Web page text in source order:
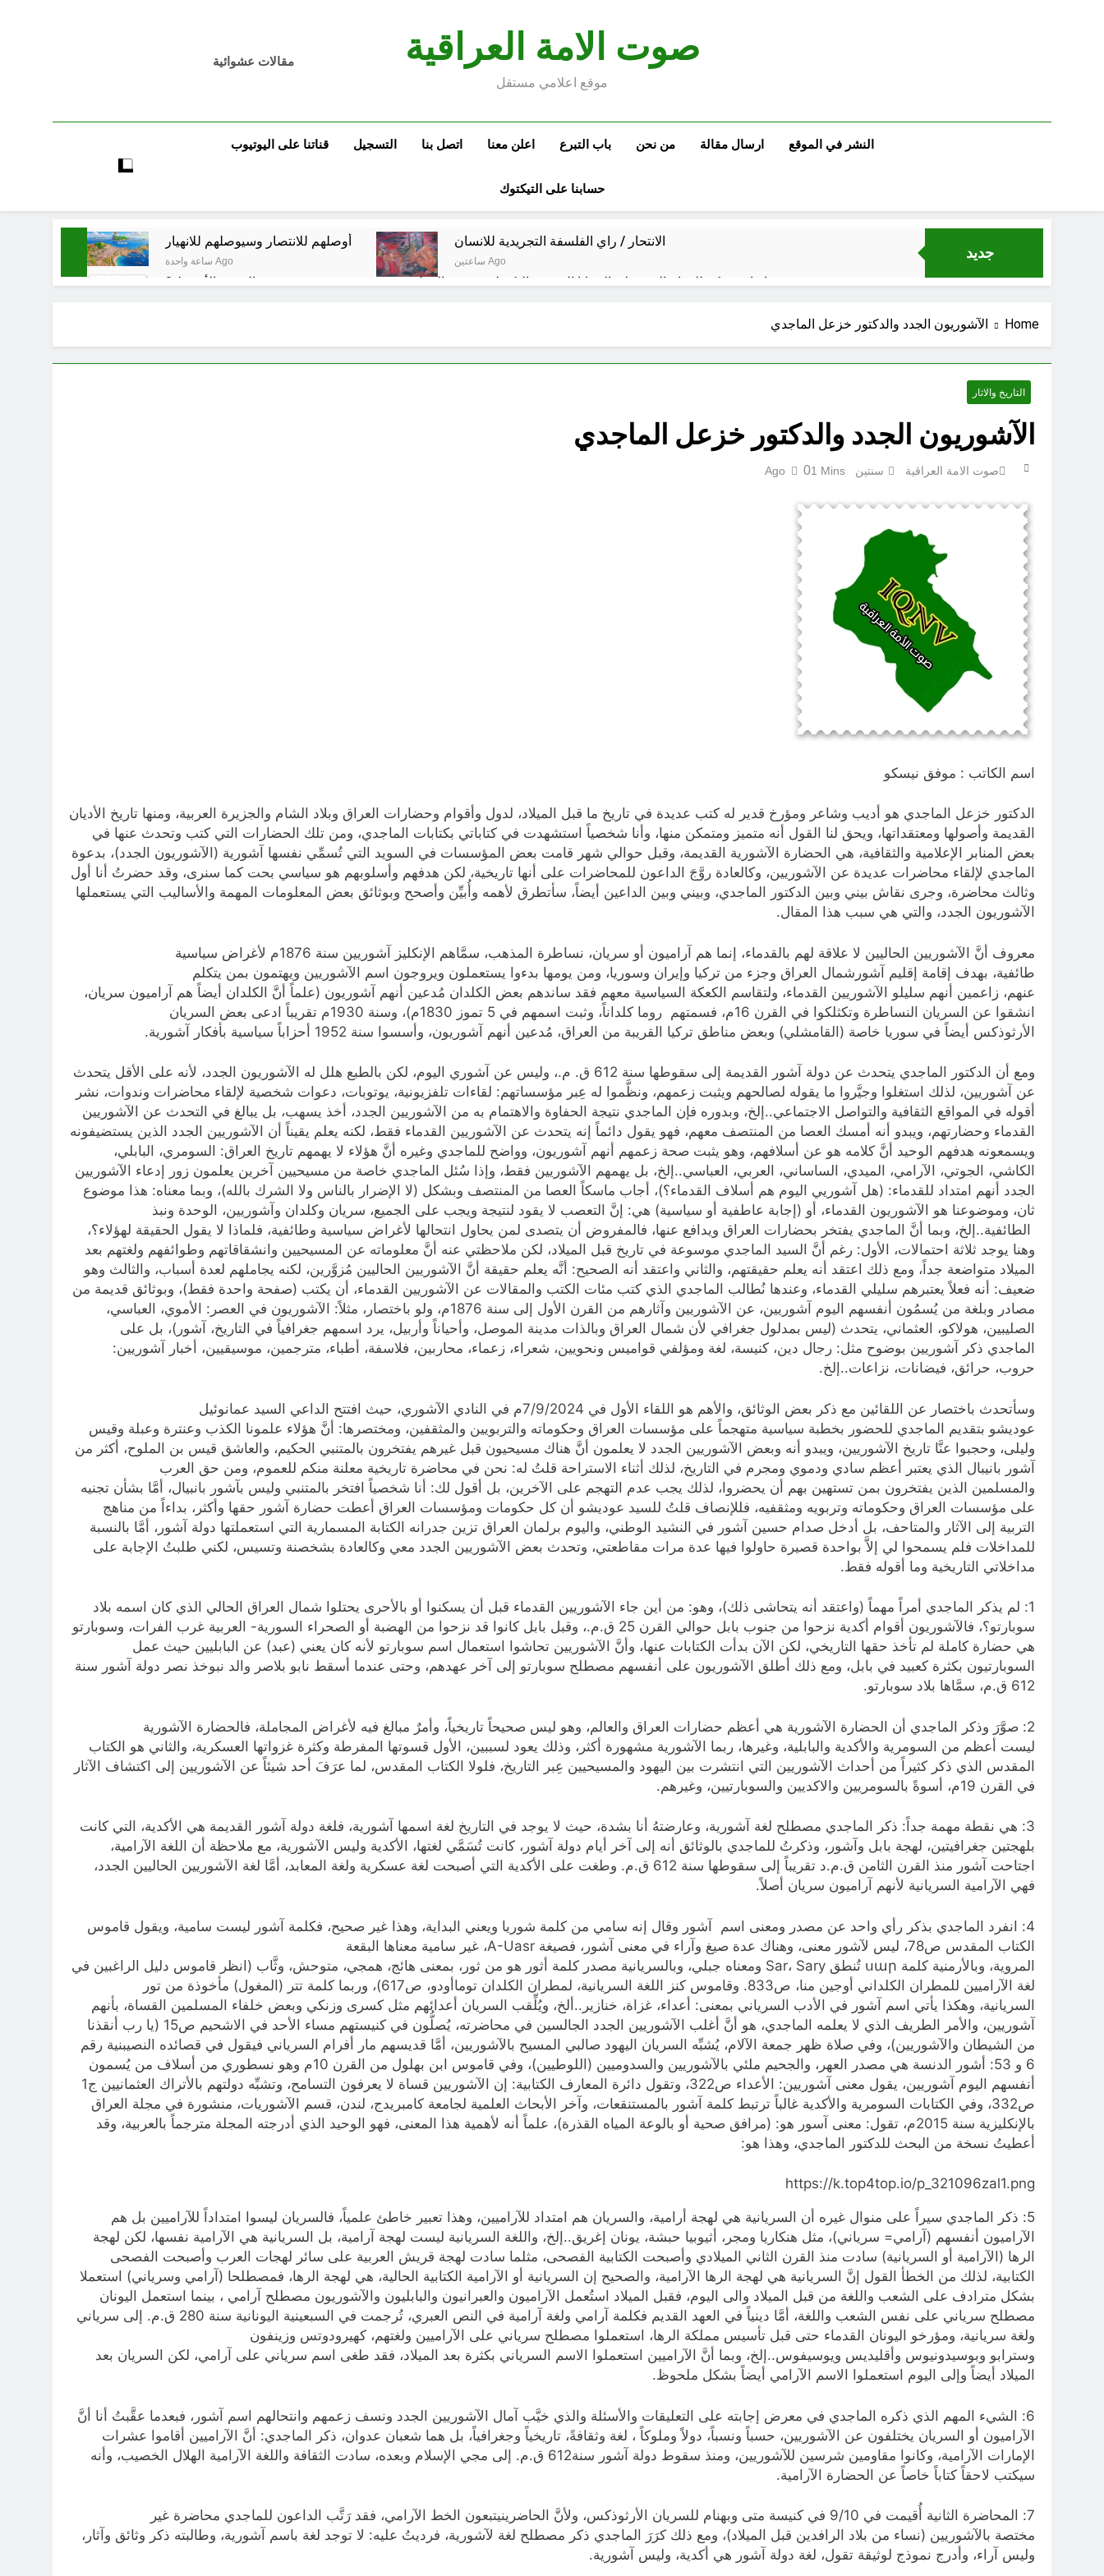
صوت الامة العراقية
موقع اعلامي مستقل
مقالات عشوائية
النشر في الموقع ارسال مقالة من نحن باب التبرع اعلن معنا اتصل بنا التسجيل قناتنا على اليوتيوب
حسابنا على التيكتوك
جديد
أوصلهم للانتصار وسيوصلهم للانهيار
ساعة واحدة Ago
الانتحار / راي الفلسفة التجريدية للانسان
ساعتين Ago
اتفاقية مكة للدفاع المشترك: الخفايا النووية والتكنولوجية غير المعلنة… نحو هندسة ردع جديدة في الشرق الأوسط ؟
الكاتبان باقر الزبيدي ورياض سعد يحذران من الجولاني (ح 5) (لو تغفلون عن أسلحتكم وأمتعتكم فيميلون عليكم ميلة واحدة)
صيف العراق وبغداد… المعتدل بين السخرية الرقمية (سوالف) والحقيقة العلمية
Home الآشوريون الجدد والدكتور خزعل الماجدي
التاريخ والاثار
الآشوريون الجدد والدكتور خزعل الماجدي
صوت الامة العراقية سنتين Ago 01 Mins
اسم الكاتب : موفق نيسكو
الدكتور خزعل الماجدي هو أديب وشاعر ومؤرخ قدير له كتب عديدة في تاريخ ما قبل الميلاد، لدول وأقوام وحضارات العراق وبلاد الشام والجزيرة العربية، ومنها تاريخ الأديان
القديمة وأصولها ومعتقداتها، ويحق لنا القول أنه متميز ومتمكن منها، وأنا شخصياً استشهدت في كتاباتي بكتابات الماجدي، ومن تلك الحضارات التي كتب وتحدث عنها في
بعض المنابر الإعلامية والثقافية، هي الحضارة الآشورية القديمة، وقبل حوالي شهر قامت بعض المؤسسات في السويد التي تُسمِّي نفسها آشورية (الآشوريون الجدد)، بدعوة
الماجدي لإلقاء محاضرات عديدة عن الآشوريين، وكالعادة روَّجَ الداعون للمحاضرات على أنها تاريخية، لكن هدفهم وأسلوبهم هو سياسي بحت كما سنرى، وقد حضرتُ أنا أول
وثالث محاضرة، وجرى نقاش بيني وبين الدكتور الماجدي، وبيني وبين الداعين أيضاً، سأتطرق لأهمه وأُبيِّن وأصحح وبوثائق بعض المعلومات المهمة والأساليب التي يستعملها
الآشوريون الجدد، والتي هي سبب هذا المقال.
معروف أنَّ الآشوريين الحاليين لا علاقة لهم بالقدماء، إنما هم آراميون أو سريان، نساطرة المذهب، سمَّاهم الإنكليز آشوريين سنة 1876م لأغراض سياسية
طائفية، بهدف إقامة إقليم آشورشمال العراق وجزء من تركيا وإيران وسوريا، ومن يومها بدءوا يستعملون ويروجون اسم الآشوريين ويهتمون بمن يتكلم
عنهم، زاعمين أنهم سليلو الآشوريين القدماء، ولتقاسم الكعكة السياسية معهم فقد ساندهم بعض الكلدان مُدعين أنهم آشوريون (علماً أنَّ الكلدان أيضاً هم آراميون سريان،
انشقوا عن السريان النساطرة وتكثلكوا في القرن 16م، فسمتهم روما كلداناً، وثبت اسمهم في 5 تموز 1830م)، وسنة 1930م تقريباً ادعى بعض السريان
الأرثوذكس أيضاً في سوريا خاصة (القامشلي) وبعض مناطق تركيا القريبة من العراق، مُدعين أنهم آشوريون، وأسسوا سنة 1952 أحزاباً سياسية بأفكار آشورية.
ومع أن الدكتور الماجدي يتحدث عن دولة آشور القديمة إلى سقوطها سنة 612 ق. م.، وليس عن آشوري اليوم، لكن بالطبع هلل له الآشوريون الجدد، لأنه على الأقل يتحدث
عن آشوريين، لذلك استغلوا وجيَّروا ما يقوله لصالحهم ويثبت زعمهم، ونظَّموا له عِبر مؤسساتهم: لقاءات تلفزيونية، يوتوبات، دعوات شخصية لإلقاء محاضرات وندوات، نشر
أقوله في المواقع الثقافية والتواصل الاجتماعي..إلخ، وبدوره فإن الماجدي نتيجة الحفاوة والاهتمام به من الآشوريين الجدد، أخذ يسهب، بل يبالغ في التحدث عن الآشوريين
القدماء وحضارتهم، ويبدو أنه أمسك العصا من المنتصف معهم، فهو يقول دائماً إنه يتحدث عن الآشوريين القدماء فقط، لكنه يعلم يقيناً أن الآشوريين الجدد الذين يستضيفونه
ويسمعونه هدفهم الوحيد أنَّ كلامه هو عن أسلافهم، وهو يثبت صحة زعمهم أنهم آشوريون، وواضح للماجدي وغيره أنَّ هؤلاء لا يهمهم تاريخ العراق: السومري، البابلي،
الكاشي، الجوتي، الآرامي، الميدي، الساساني، العربي، العباسي..إلخ، بل يهمهم الآشوريين فقط، وإذا سُئل الماجدي خاصة من مسيحيين آخرين يعلمون زور إدعاء الآشوريين
الجدد أنهم امتداد للقدماء: (هل آشوريي اليوم هم أسلاف القدماء؟)، أجاب ماسكاً العصا من المنتصف وبشكل (لا الإضرار بالناس ولا الشرك بالله)، وبما معناه: هذا موضوع
ثان، وموضوعنا هو الآشوريون القدماء، أو (إجابة عاطفية أو سياسية) هي: إنَّ التعصب لا يقود لنتيجة ويجب على الجميع، سريان وكلدان وآشوريين، الوحدة ونبذ
الطائفية..إلخ، وبما أنَّ الماجدي يفتخر بحضارات العراق ويدافع عنها، فالمفروض أن يتصدى لمن يحاول انتحالها لأغراض سياسية وطائفية، فلماذا لا يقول الحقيقة لهؤلاء؟،
وهنا يوجد ثلاثة احتمالات، الأول: رغم أنَّ السيد الماجدي موسوعة في تاريخ قبل الميلاد، لكن ملاحظتي عنه أنَّ معلوماته عن المسيحيين وانشقاقاتهم وطوائفهم ولغتهم بعد
الميلاد متواضعة جداً، ومع ذلك اعتقد أنه يعلم حقيقتهم، والثاني واعتقد أنه الصحيح: أنَّه يعلم حقيقة أنَّ الآشوريين الحاليين مُزوَّرين، لكنه يجاملهم لعدة أسباب، والثالث وهو
ضعيف: أنه فعلاً يعتبرهم سليلي القدماء، وعندها نُطالب الماجدي الذي كتب مئات الكتب والمقالات عن الآشوريين القدماء، أن يكتب (صفحة واحدة فقط)، وبوثائق قديمة من
مصادر وبلغة من يُسمُون أنفسهم اليوم آشوريين، عن الآشوريين وآثارهم من القرن الأول إلى سنة 1876م، ولو باختصار، مثلاً: الآشوريون في العصر: الأموي، العباسي،
الصليبين، هولاكو، العثماني، يتحدث (ليس بمدلول جغرافي لأن شمال العراق وبالذات مدينة الموصل، وأحياناً وأربيل، يرد اسمهم جغرافياً في التاريخ، آشور)، بل على
الماجدي ذكر آشوريين بوضوح مثل: رجال دين، كنيسة، لغة ومؤلفي قواميس ونحويين، شعراء، زعماء، محاربين، فلاسفة، أطباء، مترجمين، موسيقيين، أخبار آشوريين:
حروب، حرائق، فيضانات، نزاعات..إلخ.
وسأتحدث باختصار عن اللقائين مع ذكر بعض الوثائق، والأهم هو اللقاء الأول في 7/9/2024م في النادي الآشوري، حيث افتتح الداعي السيد عمانوئيل
عوديشو بتقديم الماجدي للحضور بخطبة سياسية متهجماً على مؤسسات العراق وحكوماته والتربويين والمثقفين، ومختصرها: أنَّ هؤلاء علمونا الكذب وعنترة وعبلة وقيس
وليلى، وحجبوا عنَّا تاريخ الآشوريين، ويبدو أنه وبعض الآشوريين الجدد لا يعلمون أنَّ هناك مسيحيون قبل غيرهم يفتخرون بالمتنبي الحكيم، والعاشق قيس بن الملوح، أكثر من
آشور بانيبال الذي يعتبر أعظم سادي ودموي ومجرم في التاريخ، لذلك أثناء الاستراحة قلتُ له: نحن في محاضرة تاريخية معلنة منكم للعموم، ومن حق العرب
والمسلمين الذين يفتخرون بمن تستهين بهم أن يحضروا، لذلك يجب عدم التهجم على الآخرين، بل أقول لك: أنا شخصياً افتخر بالمتنبي وليس بآشور بانبيال، أمَّا بشأن تجنيه
على مؤسسات العراق وحكوماته وتربويه ومثقفيه، فللإنصاف قلتُ للسيد عوديشو أن كل حكومات ومؤسسات العراق أعطت حضارة آشور حقها وأكثر، بداءاً من مناهج
التربية إلى الآثار والمتاحف، بل أدخل صدام حسين آشور في النشيد الوطني، واليوم برلمان العراق تزين جدرانه الكتابة المسمارية التي استعملتها دولة آشور، أمَّا بالنسبة
للمداخلات فلم يسمحوا لي إلاَّ بواحدة قصيرة حاولوا فيها عدة مرات مقاطعتي، وتحدث بعض الآشوريين الجدد معي وكالعادة بشخصنة وتسيس، لكني طلبتُ الإجابة على
مداخلاتي التاريخية وما أقوله فقط.
1: لم يذكر الماجدي أمراً مهماً (واعتقد أنه يتحاشى ذلك)، وهو: من أين جاء الآشوريين القدماء قبل أن يسكنوا أو بالأحرى يحتلوا شمال العراق الحالي الذي كان اسمه بلاد
سوبارتو؟، فالآشوريون أقوام أكدية نزحوا من جنوب بابل حوالي القرن 25 ق.م.، وقبل بابل كانوا قد نزحوا من الهضبة أو الصحراء السورية- العربية غرب الفرات، وسوبارتو
هي حضارة كاملة لم تأخذ حقها التاريخي، لكن الآن بدأت الكتابات عنها، وأنَّ الآشوريين تحاشوا استعمال اسم سوبارتو لأنه كان يعني (عبد) عن البابليين حيث عمل
السوبارتيون بكثرة كعبيد في بابل، ومع ذلك أطلق الآشوريون على أنفسهم مصطلح سوبارتو إلى آخر عهدهم، وحتى عندما أسقط نابو بلاصر والد نبوخذ نصر دولة آشور سنة
612 ق.م، سمَّاها بلاد سوبارتو.
2: صوَّرَ وذكر الماجدي أن الحضارة الآشورية هي أعظم حضارات العراق والعالم، وهو ليس صحيحاً تاريخياً، وأمرٌ مبالغ فيه لأغراض المجاملة، فالحضارة الآشورية
ليست أعظم من السومرية والأكدية والبابلية، وغيرها، ربما الآشورية مشهورة أكثر، وذلك يعود لسببين، الأول قسوتها المفرطة وكثرة غزواتها العسكرية، والثاني هو الكتاب
المقدس الذي ذكر كثيراً من أحداث الآشوريين التي انتشرت بين اليهود والمسيحيين عِبر التاريخ، فلولا الكتاب المقدس، لما عرَفَ أحد شيئاً عن الآشوريين إلى اكتشاف الآثار
في القرن 19م، أسوةً بالسومريين والاكديين والسوبارتيين، وغيرهم.
3: هي نقطة مهمة جداً: ذكر الماجدي مصطلح لغة آشورية، وعارضتهُ أنا بشدة، حيث لا يوجد في التاريخ لغة اسمها آشورية، فلغة دولة آشور القديمة هي الأكدية، التي كانت
بلهجتين جغرافيتين، لهجة بابل وآشور، وذكرتُ للماجدي بالوثائق أنه إلى آخر أيام دولة آشور، كانت تُسَمَّي لغتها، الأكدية وليس الآشورية، مع ملاحظة أن اللغة الآرامية،
اجتاحت آشور منذ القرن الثامن ق.م.د تقريباً إلى سقوطها سنة 612 ق.م. وطغت على الأكدية التي أصبحت لغة عسكرية ولغة المعابد، أمَّا لغة الآشوريين الحاليين الجدد،
فهي الآرامية السريانية لأنهم آراميون سريان أصلاً.
4: انفرد الماجدي بذكر رأي واحد عن مصدر ومعنى اسم آشور وقال إنه سامي من كلمة شوريا ويعني البداية، وهذا غير صحيح، فكلمة آشور ليست سامية، ويقول قاموس
الكتاب المقدس ص78، ليس لآشور معنى، وهناك عدة صيغ وآراء في معنى آشور، فصيغة A-Uasr، غير سامية معناها البقعة
المروية، وبالأرمنية كلمة սար تُنطق Sar، Sary ومعناه جبلي، وبالسريانية مصدر كلمة أثور هو من ثور، بمعنى هائج، همجي، متوحش، وثَّاب (انظر قاموس دليل الراغبين في
لغة الآراميين للمطران الكلداني أوجين منا، ص833. وقاموس كنز اللغة السريانية، لمطران الكلدان توماأودو، ص617)، وربما كلمة تتر (المغول) مأخوذة من تور
السريانية، وهكذا يأتي اسم آشور في الأدب السرياني بمعنى: أعداء، غزاة، خنازير..ألخ، ويُلِّقب السريان أعدائهم مثل كسرى وزنكي وبعض خلفاء المسلمين القساة، بأنهم
آشوريين، والأمر الطريف الذي لا يعلمه الماجدي، هو أنَّ أغلب الآشوريين الجدد الجالسين في محاضرته، يُصلُّون في كنيستهم مساء الأحد في الاشحيم ص15 (يا رب أنقذنا
من الشيطان والآشوريين)، وفي صلاة ظهر جمعة الآلام، يُشبِّه السريان اليهود صالبي المسيح بالآشوريين، أمَّا قديسهم مار أفرام السرياني فيقول في قصائده النصيبنية رقم
6 و 53: أشور الدنسة هي مصدر العهر، والجحيم ملئي بالآشوريين والسدوميين (اللوطيين)، وفي قاموس ابن بهلول من القرن 10م وهو نسطوري من أسلاف من يُسمون
أنفسهم اليوم آشوريين، يقول معنى آشوريين: الأعداء ص322، وتقول دائرة المعارف الكتابية: إن الآشوريين قساة لا يعرفون التسامح، وتشبِّه دولتهم بالأتراك العثمانيين ج1
ص332، وفي الكتابات السومرية والأكدية غالباً ترتبط كلمة آشور بالمستنقعات، وآخر الأبحاث العلمية لجامعة كامبريدج، لندن، قسم الآشوريات، منشورة في مجلة العراق
بالإنكليزية سنة 2015م، تقول: معنى آسور هو: (مرافق صحية أو بالوعة المياه القذرة)، علماً أنه لأهمية هذا المعنى، فهو الوحيد الذي أدرجته المجلة مترجماً بالعربية، وقد
أعطيتُ نسخة من البحث للدكتور الماجدي، وهذا هو:
https://k.top4top.io/p_321096zal1.png
5: ذكر الماجدي سيراً على منوال غيره أن السريانية هي لهجة أرامية، والسريان هم امتداد للآراميين، وهذا تعبير خاطئ علمياً، فالسريان ليسوا امتداداً للآراميين بل هم
الآراميون أنفسهم (آرامي= سرياني)، مثل هنكاريا ومجر، أثيوبيا حبشة، يونان إغريق..إلخ، واللغة السريانية ليست لهجة آرامية، بل السريانية هي الآرامية نفسها، لكن لهجة
الرها (الآرامية أو السريانية) سادت منذ القرن الثاني الميلادي وأصبحت الكتابية الفصحى، مثلما سادت لهجة قريش العربية على سائر لهجات العرب وأصبحت الفصحى
الكتابية، لذلك من الخطأ القول إنَّ السريانية هي لهجة الرها الآرامية، والصحيح إن السريانية أو الآرامية الكتابية الحالية، هي لهجة الرها، فمصطلحا (آرامي وسرياني) استعملا
بشكل مترادف على الشعب واللغة من قبل الميلاد والى اليوم، فقبل الميلاد استُعمل الآراميون والعبرانيون والبابليون والآشوريون مصطلح آرامي ، بينما استعمل اليونان
مصطلح سرياني على نفس الشعب واللغة، أمَّا دينياً في العهد القديم فكلمة آرامي ولغة آرامية في النص العبري، تُرجمت في السبعينية اليونانية سنة 280 ق.م. إلى سرياني
ولغة سريانية، ومؤرخو اليونان القدماء حتى قبل تأسيس مملكة الرها، استعملوا مصطلح سرياني على الآراميين ولغتهم، كهيرودوتس وزينفون
وسترابو وبوسيدونيوس وأقليديس ويوسيفوس..إلخ، وبما أنَّ الآراميين استعملوا الاسم السرياني بكثرة بعد الميلاد، فقد طغى اسم سرياني على آرامي، لكن السريان بعد
الميلاد أيضاً وإلى اليوم استعملوا الاسم الآرامي أيضاً بشكل ملحوظ.
6: الشيء المهم الذي ذكره الماجدي في معرض إجابته على التعليقات والأسئلة والذي خيَّب آمال الآشوريين الجدد ونسف زعمهم وانتحالهم اسم آشور، فبعدما عقَّبتُ أنا أنَّ
الآراميون أو السريان يختلفون عن الآشوريين، حسباً ونسباً، دولاً وملوكاً ، لغة وثقافةً، تاريخياً وجغرافياً، بل هما شعبان عدوان، ذكر الماجدي: أنَّ الآراميين أقاموا عشرات
الإمارات الآرامية، وكانوا مقاومين شرسين للآشوريين، ومنذ سقوط دولة آشور سنة612 ق.م. إلى مجي الإسلام وبعده، سادت الثقافة واللغة الآرامية الهلال الخصيب، وأنه
سيكتب لاحقاً كتاباً خاصاً عن الحضارة الآرامية.
7: المحاضرة الثانية أُقيمت في 9/10 في كنيسة متى وبهنام للسريان الأرثوذكس، ولأنَّ الحاضرينيتبعون الخط الآرامي، فقد رَتَّب الداعون للماجدي محاضرة غير
مختصة بالآشوريين (نساء من بلاد الرافدين قبل الميلاد)، ومع ذلك كرَرَ الماجدي ذكر مصطلح لغة لآشورية، فرديتُ عليه: لا توجد لغة باسم آشورية، وطالبته ذكر وثائق وآثار،
وليس آراء، وأدرج نموذج لوثيقة تقول، لغة دولة آشور هي أكدية، وليس آشورية.